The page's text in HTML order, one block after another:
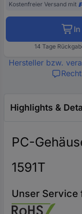
Kostenfreier Versand mit
14 Tage
Hersteller bzw.
Highlights &
PC-
1591T
Unser Service